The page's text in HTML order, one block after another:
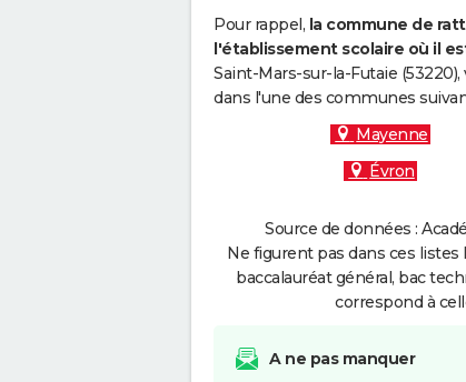
Pour rappel, la commune de
l'établissement scolaire où il
Saint-Mars-sur-la-Futaie
dans l'une des communes
Mayenne
Évron
Source de données :
Ne figurent pas dans ces
baccalauréat général, bac
correspond à
A ne pas manquer